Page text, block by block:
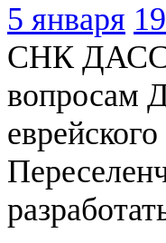
5 января
СНК ДАССР
вопросам